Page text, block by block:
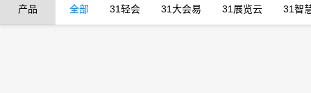
产品 全部 31轻会 31大会易 31展览云 31智